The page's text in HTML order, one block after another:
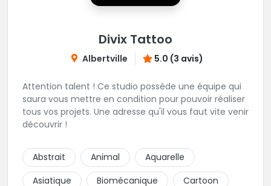
Divix Tattoo
Albertville 5.0 (3 avis)
Attention talent ! Ce studio possède une équipe qui
saura vous mettre en condition pour pouvoir réaliser
tous vos projets. Une adresse qu'il vous faut vite venir
découvrir !
Abstrait Animal
Aquarelle
Asiatique
Biomécanique
Cartoon